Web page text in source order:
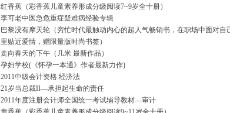
红香蕉（彩香蕉儿童素养形成分级阅读7~9岁全十册）
李可老中医急危重症疑难病经验专辑
巴黎没有摩天轮（穷忙时代最触动内心的超人气畅销书，在职场中面对自
里贴近爱情，赠限量版时尚书签）
走向春天的下午（几米 最新作品）
孕妇学校(《怀孕一本通》作者最新力作)
2011中级会计资格:经济法
21岁当总裁II—承担起生命的责任
2011年度注册会计师全国统一考试辅导教材—审计